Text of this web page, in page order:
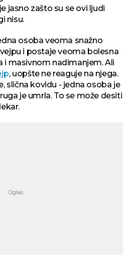
jasno zašto su se ovi ljudi
nisu.
osoba veoma snažno
i postaje veoma bolesna
i masivnom nadimanjem. Ali
, uopšte ne reaguje na njega.
slična kovidu - jedna osoba je
je umrla. To se može desiti